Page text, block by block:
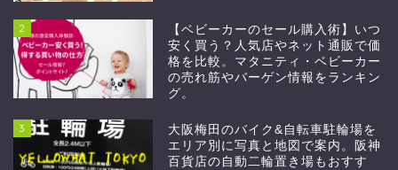
2
【ベビーカーのセール購入術】いつ
安く買う？人気店やネット通販で価
格を比較。マタニティ・ベビーカー
の売れ筋やバーゲン情報をランキン
グ。
3
大阪梅田のバイク&自転車駐輪場を
エリア別に写真と地図で案内。阪神
百貨店の自動二輪置き場もおすす